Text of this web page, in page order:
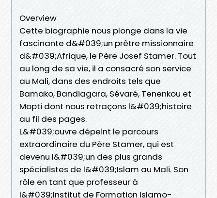
Overview
Cette biographie nous plonge dans la vie
fascinante d&#039;un prêtre missionnaire
d&#039;Afrique, le Père Josef Stamer. Tout
au long de sa vie, il a consacré son service
au Mali, dans des endroits tels que
Bamako, Bandiagara, Sévaré, Tenenkou et
Mopti dont nous retraçons l&#039;histoire
au fil des pages.
L&#039;ouvre dépeint le parcours
extraordinaire du Père Stamer, qui est
devenu l&#039;un des plus grands
spécialistes de l&#039;Islam au Mali. Son
rôle en tant que professeur à
l&#039;Institut de Formation Islamo-